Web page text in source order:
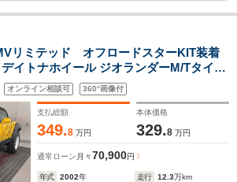
リミテッド オフロードスターKIT装着
イトナホイール ジオランダーM/Tタイヤ
オンライン相談可 360°画像付
支払総額
349.8 万円
本体価格
329.8 万円
通常ローン 月々70,900円
年式 2002年 走行 12.3万km